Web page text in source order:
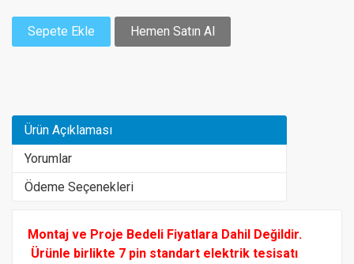
Sepete Ekle Hemen Satın Al
Ürün Açıklaması
Yorumlar
Ödeme Seçenekleri
Montaj ve Proje Bedeli Fiyatlara Dahil Değildir.
Ürünle birlikte 7 pin standart elektrik tesisatı